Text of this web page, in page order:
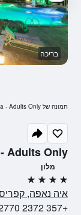
Adults Only
מלון
4 כוכבים
איה נאפה,
+357 2372 2770
בריכה
תמונה של Tasia Maris Beach Hotel And Spa - Adults Only